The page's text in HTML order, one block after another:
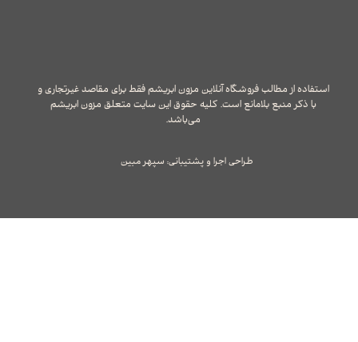
طراحی اجرا و پشتیبانی: سپهر مبین
استفاده از مطالب فروشگاه آنلاین مزون ابریشم فقط برای مقاصد غیرتجاری و
با ذکر منبع بلامانع است. کلیه حقوق این سایت متعلق مزون ابریشم
می‌باشد.